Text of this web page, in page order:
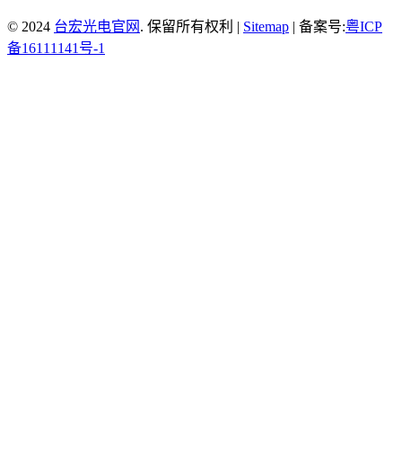
© 2024 台宏光电官网 . 保留所有权利 | Sitemap | 备案号:粤ICP
备16111141号-1